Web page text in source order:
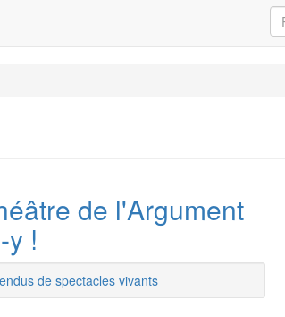
de l'Argument
y !
de spectacles vivants